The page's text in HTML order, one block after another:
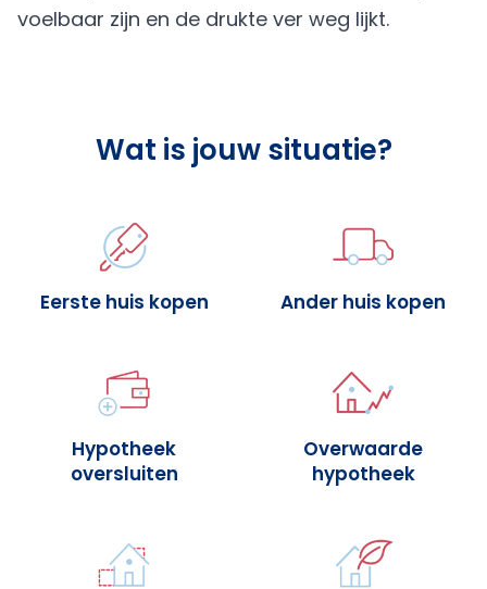
voelbaar zijn en de drukte ver weg lijkt.
Wat is jouw situatie?
Eerste huis kopen Ander huis kopen
Hypotheek
oversluiten
Overwaarde
hypotheek